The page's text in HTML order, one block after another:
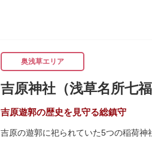
奥浅草エリア
吉原神社（浅草名所七福
吉原遊郭の歴史を見守る総鎮守
吉原の遊郭に祀られていた5つの稲荷